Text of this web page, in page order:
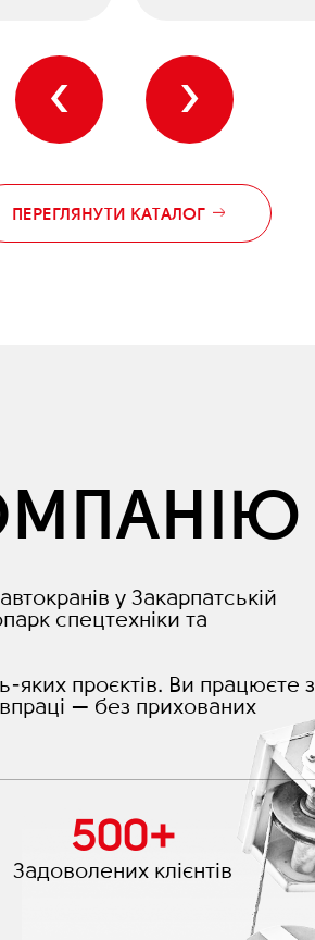
‹ ›
ПЕРЕГЛЯНУТИ КАТАЛОГ
у Закарпатській
спецтехніки та
яких проєктів. Ви працюєте з
— без прихованих
500+
Задоволених клієнтів